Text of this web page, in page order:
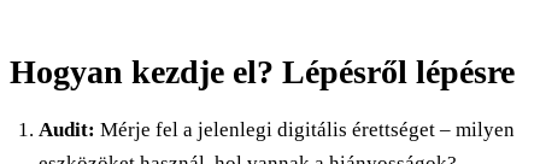
Hogyan kezdje el? Lépésről lépésre
Audit: Mérje fel a jelenlegi digitális érettséget – milyen